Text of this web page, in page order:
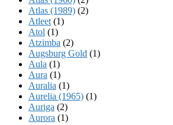
Atlas (1989) (2)
Atleet (1)
Atol (1)
Atzimba (2)
Augsburg Gold (1)
Aula (1)
Aura (1)
Auralia (1)
Aurelia (1965) (1)
Auriga (2)
Aurora (1)